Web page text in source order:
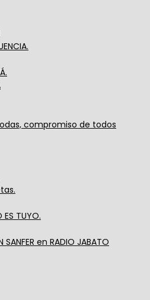
compromiso de todos
ES TUYO.
SANFER en RADIO JABATO